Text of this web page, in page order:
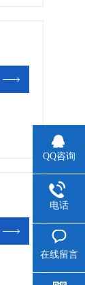
QQ咨询
电话
在线留言